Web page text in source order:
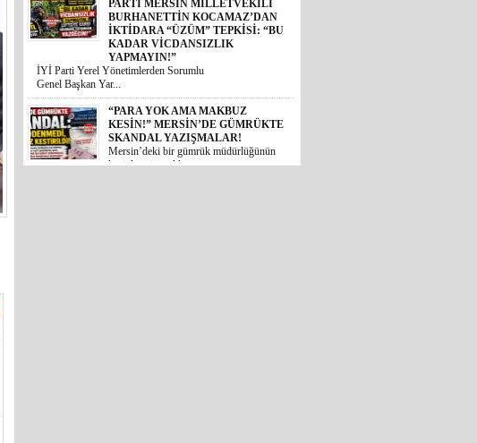
Genel Başkan Yar...
“PARA YOK AMA MAKBUZ
KESİN!” MERSİN’DE GÜMRÜKTE
SKANDAL YAZIŞMALAR!
Mersin’deki bir gümrük müdürlüğünün
kesinleşmiş mahkem...
MİDESİ KALDIRAN OKUSUN:
MİDYE DOLMASINI GAZETE
KÂĞIDIYLA PİŞİRMİŞLER!
MERSİN’DE İNANILMAZ GIDA
SKANDALI